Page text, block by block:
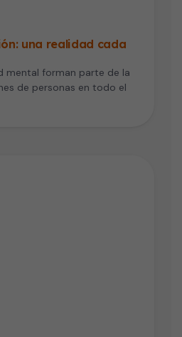
una realidad cada
mental forman parte de la
de personas en todo el